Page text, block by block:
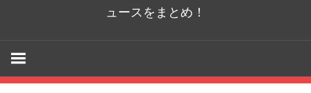
ュースをまとめ！